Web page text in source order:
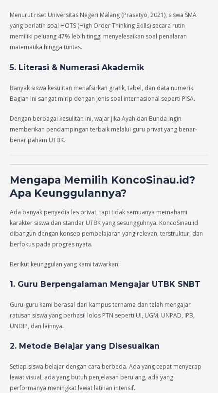
Menurut riset Universitas Negeri Malang (Prasetyo, 2021), siswa SMA
yang berlatih soal HOTS (High Order Thinking Skills) secara rutin
memiliki peluang 47% lebih tinggi menyelesaikan soal penalaran
matematika hingga tuntas.
5. Literasi & Numerasi Akademik
Banyak siswa kesulitan menafsirkan grafik, tabel, dan data numerik.
Bagian ini sangat mirip dengan jenis soal internasional seperti PISA.
Dengan berbagai kesulitan ini, wajar jika Ayah dan Bunda ingin
memberikan pendampingan terbaik melalui guru privat yang benar-
benar paham UTBK.
Mengapa Memilih KoncoSinau.id?
Apa Keunggulannya?
Ada banyak penyedia les privat, tapi tidak semuanya memahami
karakter siswa dan standar UTBK yang sesungguhnya. KoncoSinau.id
dibangun dengan konsep pembelajaran yang relevan, terstruktur, dan
berfokus pada progres nyata.
Berikut keunggulan yang kami tawarkan:
1. Guru Berpengalaman Mengajar UTBK SNBT
Guru-guru kami berasal dari kampus ternama dan telah mengajar
ratusan siswa yang berhasil lolos PTN seperti UI, UGM, UNPAD, IPB,
UNDIP, dan lainnya.
2. Metode Belajar yang Disesuaikan
Setiap siswa belajar dengan cara berbeda. Ada yang cepat menyerap
lewat visual, ada yang butuh penjelasan berulang, ada yang
performanya meningkat lewat latihan intensif.